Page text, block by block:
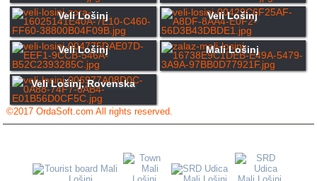
Veli Lošinj Veli Lošinj
Veli Lošinj Mali Lošinj
Veli Lošinj, Rovenska
©2017 OrdaSoft.com All rights reserved.